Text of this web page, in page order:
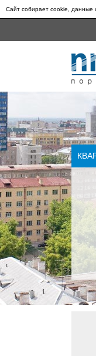
Сайт собирает cookie, данные